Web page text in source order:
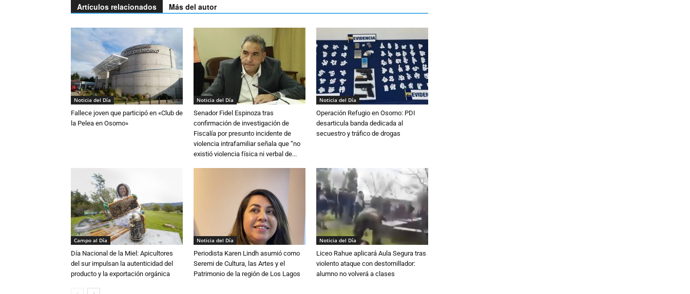
Artículos relacionados Más del autor
Noticia del Día
Fallece joven que participó en «Club de
la Pelea en Osorno»
Noticia del Día
Senador Fidel Espinoza tras
confirmación de investigación de
Fiscalía por presunto incidente de
violencia intrafamiliar señala que “no
existió violencia física ni verbal de...
Noticia del Día
Operación Refugio en Osorno: PDI
desarticula banda dedicada al
secuestro y tráfico de drogas
Campo al Día
Día Nacional de la Miel: Apicultores
del sur impulsan la autenticidad del
producto y la exportación orgánica
Noticia del Día
Periodista Karen Lindh asumió como
Seremi de Cultura, las Artes y el
Patrimonio de la región de Los Lagos
Noticia del Día
Liceo Rahue aplicará Aula Segura tras
violento ataque con destornillador:
alumno no volverá a clases